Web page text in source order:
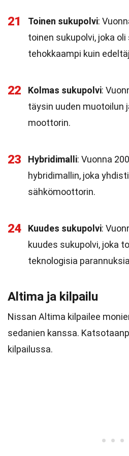
21 Toinen sukupolvi:
toinen sukupolvi, joka oli
tehokkaampi kuin
22 Kolmas sukupolvi:
täysin uuden muotoilun
moottorin.
23 Hybridimalli: Vuonna
hybridimallin, joka
sähkömoottorin.
24 Kuudes sukupolvi:
kuudes sukupolvi, joka
teknologisia
Altima ja kilpailu
Nissan Altima kilpailee
sedanien kanssa.
kilpailussa.